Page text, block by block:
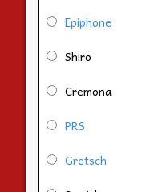
Epiphone
Shiro
Cremona
PRS
Gretsch